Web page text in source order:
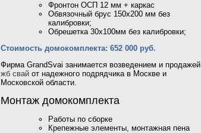
Фронтон ОСП 12 мм + каркас
Обвязочный брус 150х200 мм без
калибровки;
Обрешетка 30х100мм без калибровки;
Стоимость домокомплекта: 652 000 руб.
Фирма GrandSvai занимается возведением и продажей
жб свай от надежного подрядчика в Москве и
Московской области.
Монтаж домокомплекта
Работы по сборке
Крепежные элементы, монтажная пена